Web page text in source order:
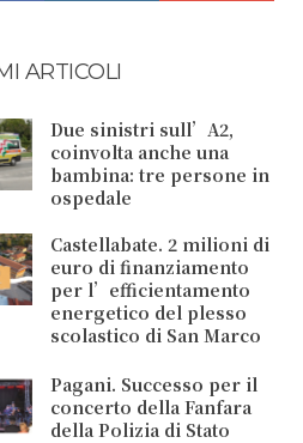
ARTICOLI
Due sinistri sull’A2,
coinvolta anche una
bambina: tre persone in
ospedale
Castellabate. 2 milioni di
euro di finanziamento
per l’efficientamento
energetico del plesso
scolastico di San Marco
Pagani. Successo per il
concerto della Fanfara
della Polizia di Stato